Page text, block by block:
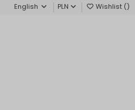
English PLN Wishlist ()